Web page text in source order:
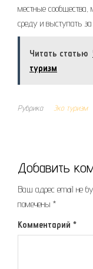
местные
среду и выступать за
Читать статью
туризм
Рубрика Эко туризм
Добавить
Ваш адрес email не
помечены *
Комментарий *